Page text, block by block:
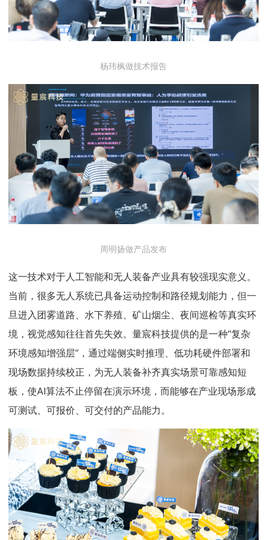
杨玮枫做技术报告
周明扬做产品发布
这一技术对于人工智能和无人装备产业具有较强现实意义。
当前，很多无人系统已具备运动控制和路径规划能力，但一
旦进入团雾道路、水下养殖、矿山烟尘、夜间巡检等真实环
境，视觉感知往往首先失效。量宸科技提供的是一种“复杂
环境感知增强层”，通过端侧实时推理、低功耗硬件部署和
现场数据持续校正，为无人装备补齐真实场景可靠感知短
板，使AI算法不止停留在演示环境，而能够在产业现场形成
可测试、可报价、可交付的产品能力。